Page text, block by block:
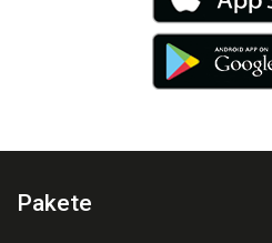
Pakete